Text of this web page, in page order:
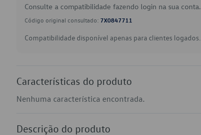
Consulte a compatibilidade fazendo login na sua conta.
Código original consultado: 7X0847711
Compatibilidade disponível apenas para clientes logados.
Características do produto
Nenhuma característica encontrada.
Descrição do produto